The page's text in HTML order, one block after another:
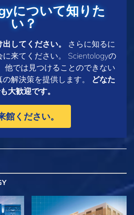
について知りた
い？
してください。
さらに知るに
来てください。 Scientologyの
他では見つけることのできない
解決策を提供します。 どなた
大歓迎です。
館ください。